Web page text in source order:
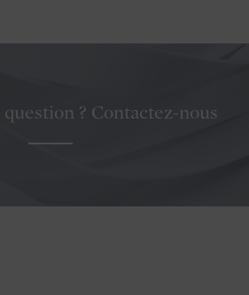
? Contactez-nous